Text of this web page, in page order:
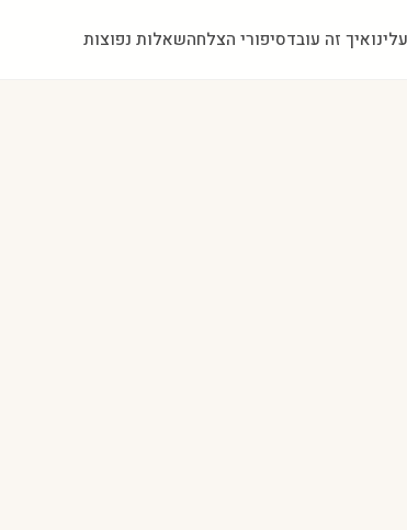
עלינואיך זה עובדסיפורי הצלחהשאלות נפוצות